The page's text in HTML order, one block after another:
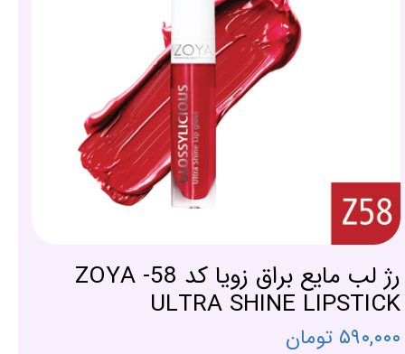
رژ لب مایع براق زویا کد 58- ZOYA
ULTRA SHINE LIPSTICK
۵۹۰,۰۰۰ تومان